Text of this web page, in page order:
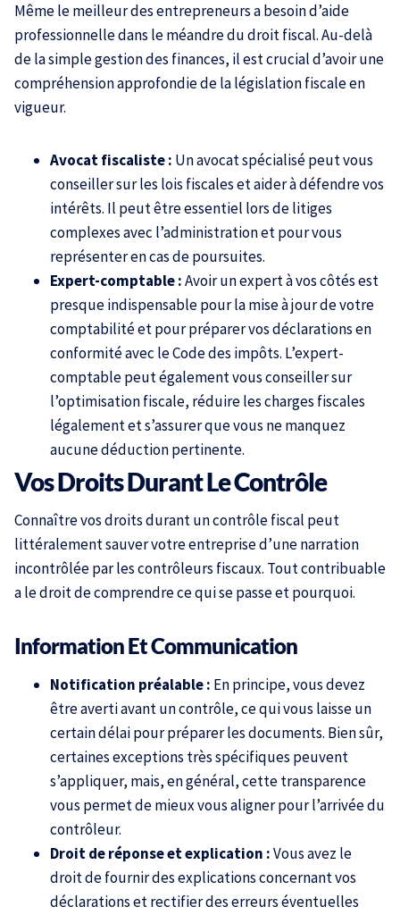
Même le meilleur des entrepreneurs a besoin d’aide
professionnelle dans le méandre du droit fiscal. Au-delà
de la simple gestion des finances, il est crucial d’avoir une
compréhension approfondie de la législation fiscale en
vigueur.
Avocat fiscaliste : Un avocat spécialisé peut vous
conseiller sur les lois fiscales et aider à défendre vos
intérêts. Il peut être essentiel lors de litiges
complexes avec l’administration et pour vous
représenter en cas de poursuites.
Expert-comptable :Avoir un expert à vos côtés est
presque indispensable pour la mise à jour de votre
comptabilitéet pour préparer vos déclarations en
conformité avec le Code des impôts. L’expert-
comptable peut également vous conseiller sur
l’optimisation fiscale, réduire les charges fiscales
légalement et s’assurer que vous ne manquez
aucune déduction pertinente.
Vos Droits Durant Le Contrôle
Connaître vos droits durant un contrôle fiscal peut
littéralement sauver votre entreprise d’une narration
incontrôlée par les contrôleurs fiscaux. Tout contribuable
a le droit de comprendre ce qui se passe et pourquoi.
Information Et Communication
Notification préalable : En principe, vous devez
être averti avant un contrôle, ce qui vous laisse un
certain délai pour préparer les documents. Bien sûr,
certaines exceptions très spécifiques peuvent
s’appliquer, mais, en général, cette transparence
vous permet de mieux vous aligner pour l’arrivée du
contrôleur.
Droit de réponse et explication :Vous avez le
droit de fournir des explications concernant vos
déclarations et rectifier des erreurs éventuelles